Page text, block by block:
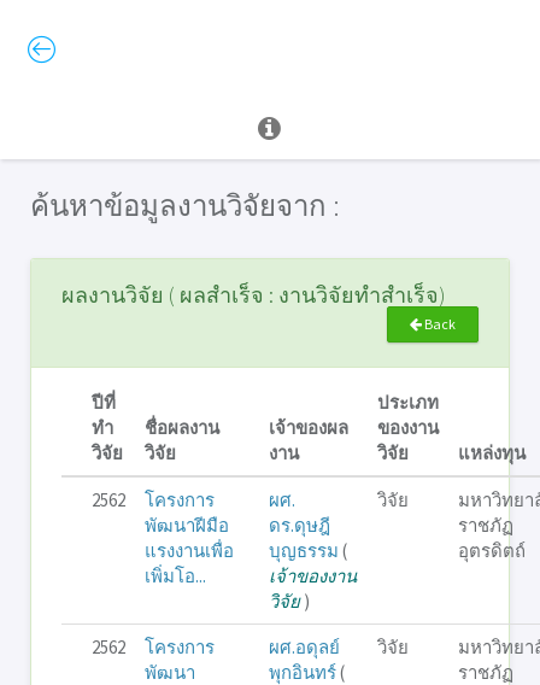
ค้นหาข้อมูลงานวิจัยจาก :
ผลงานวิจัย ( ผลสำเร็จ : งานวิจัยทำสำเร็จ)
Back
ปีที่
ทำ
วิจัย
ชื่อผลงาน
วิจัย
เจ้าของผล
งาน
ประเภท
ของงาน
วิจัย
แหล่งทุน
2562
โครงการ
พัฒนาฝีมือ
แรงงานเพื่อ
เพิ่มโอ...
ผศ.
ดร.ดุษฎี
บุญธรรม (
เจ้าของงาน
วิจัย)
วิจัย
มหาวิทยา
ราชภัฏ
อุตรดิตถ์
2562
โครงการ
พัฒนา
ผศ.อดุลย์
พุกอินทร์(
วิจัย
มหาวิทยา
ราชภัฏ